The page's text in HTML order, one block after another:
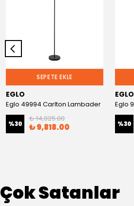
SEPETE EKLE
EGLO
Eglo 49994 Carlton Lambader
%30
₺ 14,025.00
₺ 9,818.00
EGLO
%30
Çok Satanlar